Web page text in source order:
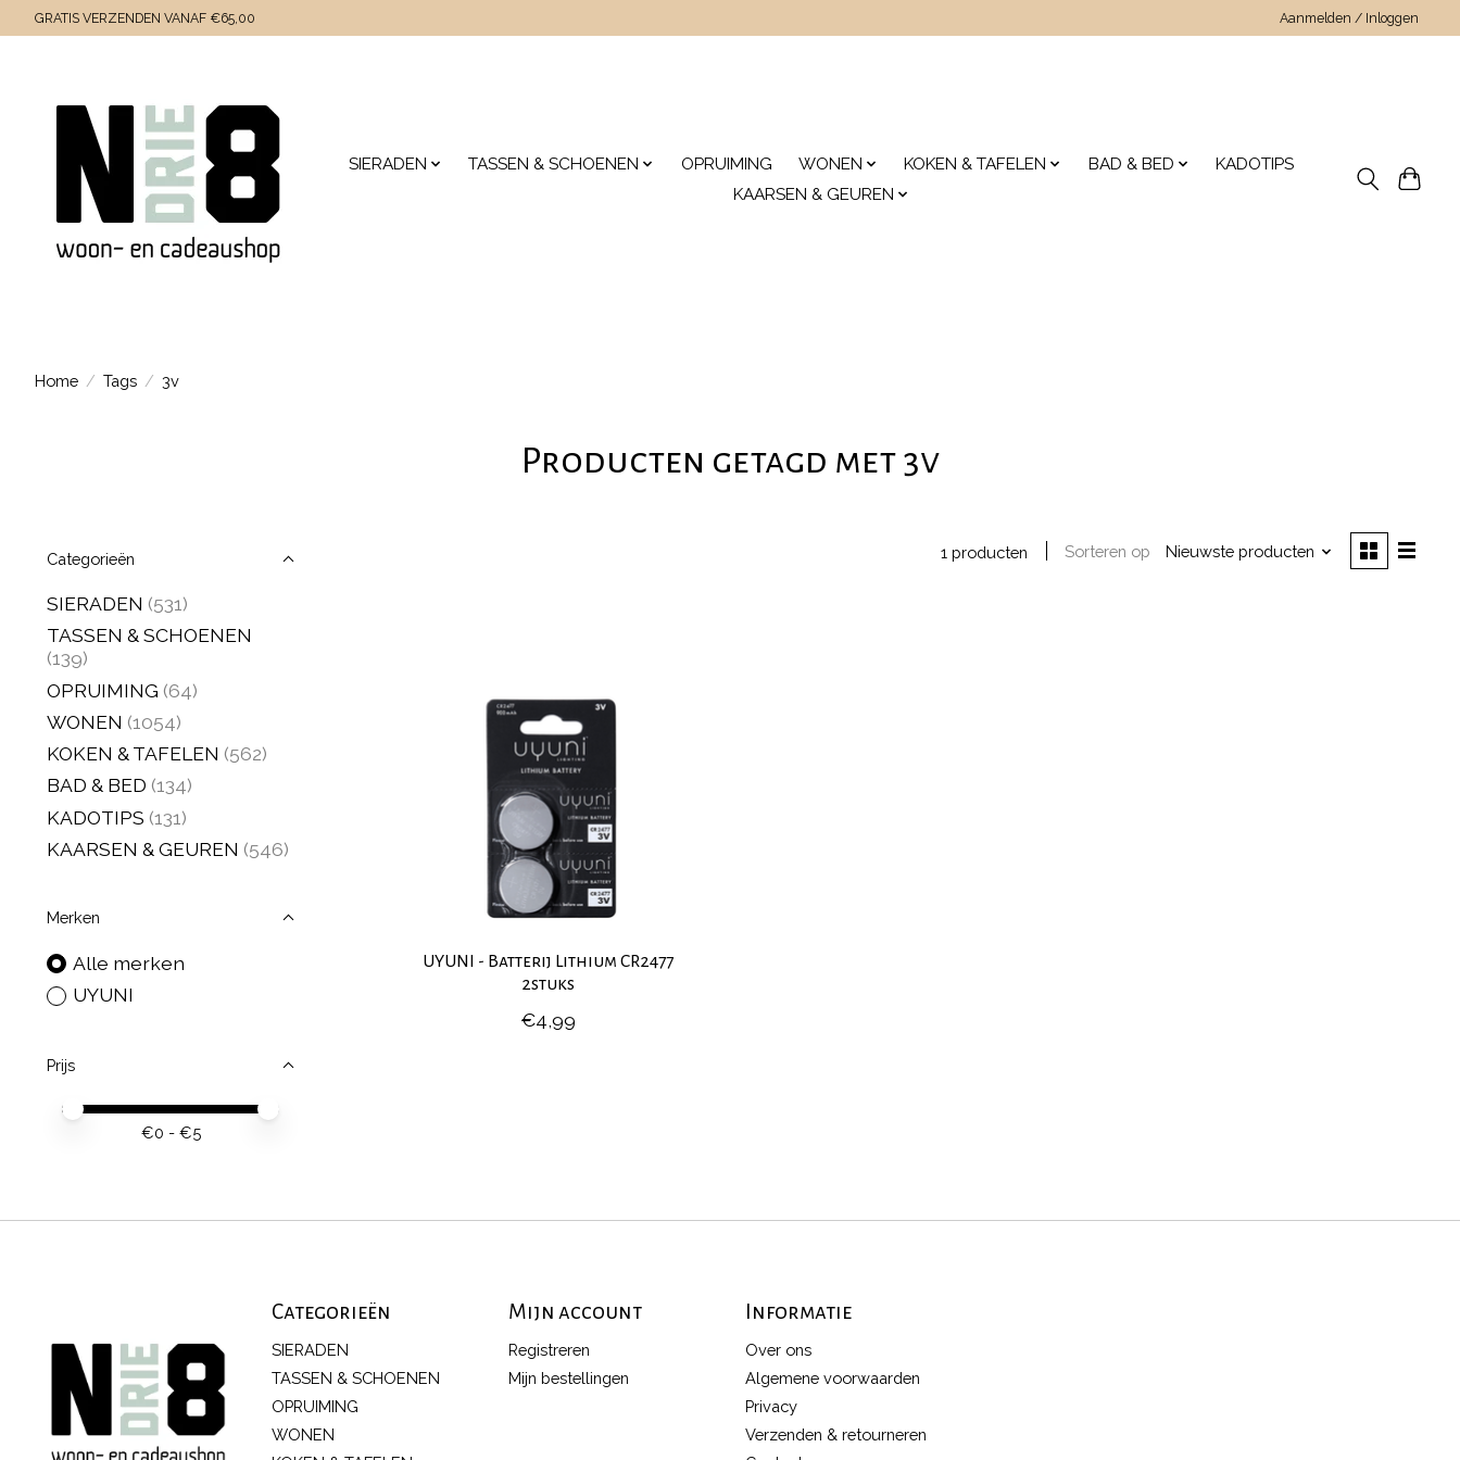
GRATIS VERZENDEN VANAF €65,00 Aanmelden / Inloggen
SIERADEN TASSEN & SCHOENEN OPRUIMING WONEN KOKEN & TAFELEN BAD & BED
KADOTIPS
KAARSEN & GEUREN
Home / Tags / 3v
Producten getagd met 3v
Categorieën
SIERADEN (531)
TASSEN & SCHOENEN
(139)
OPRUIMING (64)
WONEN (1054)
KOKEN & TAFELEN (562)
BAD & BED (134)
KADOTIPS (131)
KAARSEN & GEUREN (546)
Merken
Alle merken
UYUNI
Prijs
Minimale prijswaarde
Price maximum value
€0 - €5
1 producten Sorteren op Nieuwste producten
UYUNI - Batterij Lithium CR2477
2stuks
€4,99
Categorieën
SIERADEN
TASSEN & SCHOENEN
OPRUIMING
WONEN
Mijn account
Registreren
Mijn bestellingen
Informatie
Over ons
Algemene voorwaarden
Privacy
Verzenden & retourneren